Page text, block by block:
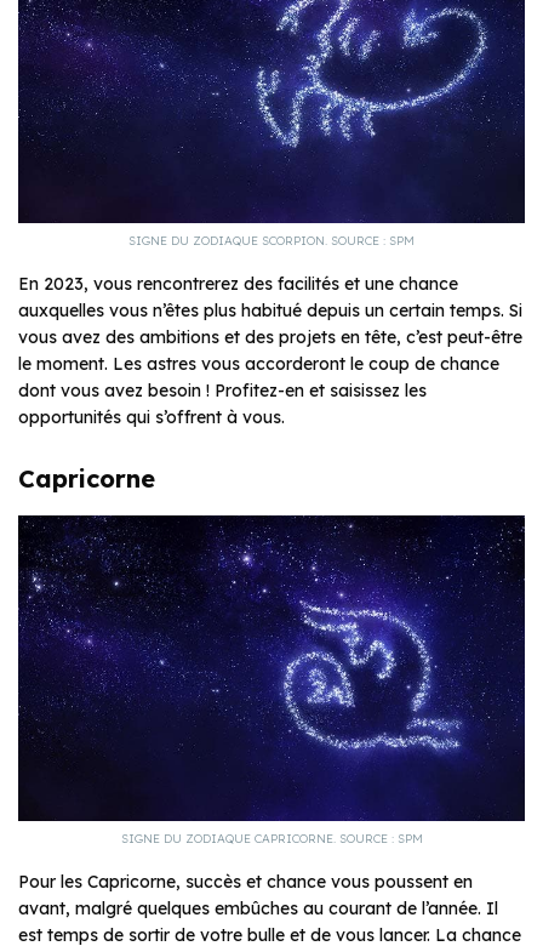
SIGNE DU ZODIAQUE SCORPION. SOURCE : SPM
En 2023, vous rencontrerez des facilités et une chance
auxquelles vous n’êtes plus habitué depuis un certain temps. Si
vous avez des ambitions et des projets en tête, c’est peut-être
le moment. Les astres vous accorderont le coup de chance
dont vous avez besoin ! Profitez-en et saisissez les
opportunités qui s’offrent à vous.
Capricorne
SIGNE DU ZODIAQUE CAPRICORNE. SOURCE : SPM
Pour les Capricorne, succès et chance vous poussent en
avant, malgré quelques embûches au courant de l’année. Il
est temps de sortir de votre bulle et de vous lancer. La chance